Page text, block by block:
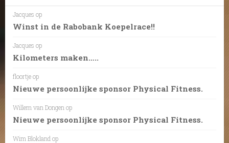
Jacques op
Winst in de Rabobank Koepelrace!!
Jacques op
Kilometers maken…..
floortjeop
Nieuwe persoonlijke sponsor Physical Fitness.
Willem van Dongen op
Nieuwe persoonlijke sponsor Physical Fitness.
Wim Blokland op